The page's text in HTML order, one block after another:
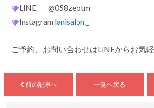
LINE @058zebtm
Instagram lanisalon._
ご予約、お問い合わせはLINEからお気
前の記事へ 一覧へ戻る